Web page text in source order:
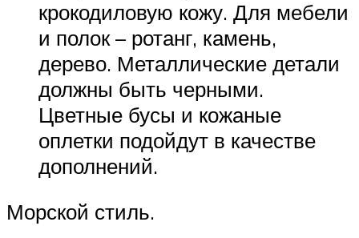
крокодиловую кожу. Для мебели
и полок – ротанг, камень,
дерево. Металлические детали
должны быть черными.
Цветные бусы и кожаные
оплетки подойдут в качестве
дополнений.
Морской стиль.